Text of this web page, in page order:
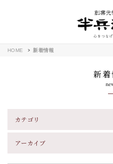
HOME 新着情報
新
カテゴリ
アーカイブ